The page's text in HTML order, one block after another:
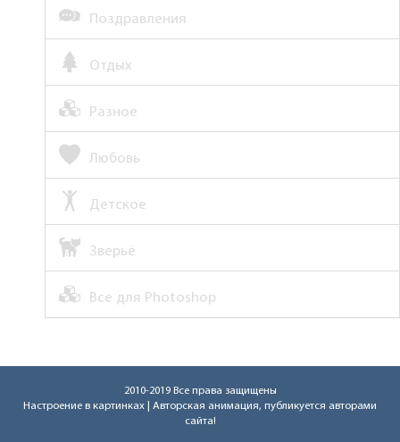
Поздравления
Отдых
Разное
Любовь
Детское
Зверьё
Все для Photoshop
2010-2019 Все права защищены
Настроение в картинках | Авторская анимация, публикуется авторами
сайта!